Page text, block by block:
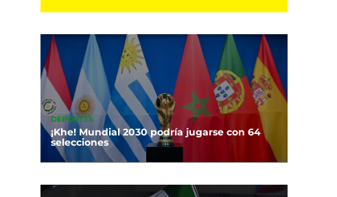
DEPORTES
¡Khe! Mundial 2030 podría jugarse con 64
selecciones